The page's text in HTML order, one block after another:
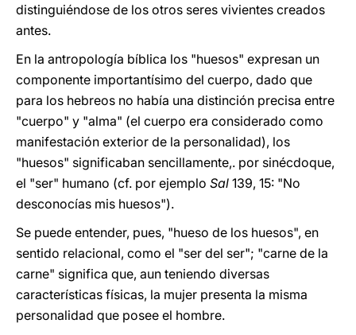
distinguiéndose de los otros seres vivientes creados
antes.
En la antropología bíblica los "huesos" expresan un
componente importantísimo del cuerpo, dado que
para los hebreos no había una distinción precisa entre
"cuerpo" y "alma" (el cuerpo era considerado como
manifestación exterior de la personalidad), los
"huesos" significaban sencillamente,. por sinécdoque,
el "ser" humano (cf. por ejemplo Sal 139, 15: "No
desconocías mis huesos").
Se puede entender, pues, "hueso de los huesos", en
sentido relacional, como el "ser del ser"; "carne de la
carne" significa que, aun teniendo diversas
características físicas, la mujer presenta la misma
personalidad que posee el hombre.